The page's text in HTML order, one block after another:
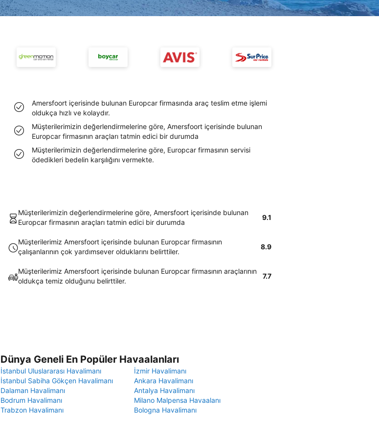
Amersfoort içerisinde bulunan Europcar firmasında araç teslim etme işlemi
oldukça hızlı ve kolaydır.
Müşterilerimizin değerlendirmelerine göre, Amersfoort içerisinde bulunan
Europcar firmasının araçları tatmin edici bir durumda
Müşterilerimizin değerlendirmelerine göre, Europcar firmasının servisi
ödedikleri bedelin karşılığını vermekte.
Müşterilerimizin değerlendirmelerine göre, Amersfoort içerisinde bulunan
Europcar firmasının araçları tatmin edici bir durumda
9.1
Müşterilerimiz Amersfoort içerisinde bulunan Europcar firmasının
çalışanlarının çok yardımsever olduklarını belirttiler.
8.9
Müşterilerimiz Amersfoort içerisinde bulunan Europcar firmasının araçlarının
oldukça temiz olduğunu belirttiler.
7.7
Dünya Geneli En Popüler Havaalanları
İstanbul Uluslararası Havalimanı
İzmir Havalimanı
İstanbul Sabiha Gökçen Havalimanı
Ankara Havalimanı
Dalaman Havalimanı
Antalya Havalimanı
Bodrum Havalimanı
Milano Malpensa Havaalanı
Trabzon Havalimanı
Bologna Havalimanı